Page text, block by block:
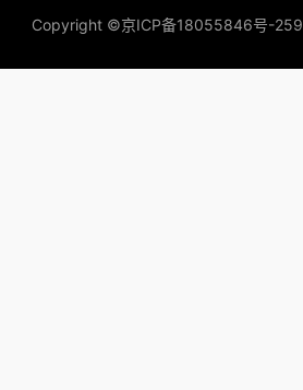
Copyright ©京ICP备18055846号-259